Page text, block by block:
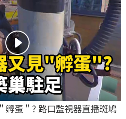
孵蛋＂? 路口監視器直播斑鳩